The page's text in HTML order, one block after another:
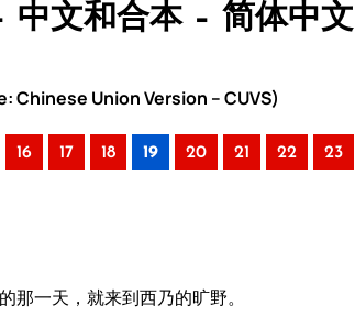
中文和合本 – 简体中文
Chinese Union Version – CUVS)
16 17 18 19 20 21 22 23
那一天，就来到西乃的旷野。